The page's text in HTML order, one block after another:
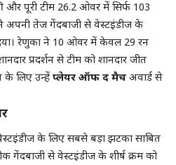
और पूरी टीम 26.2 ओवर में सिर्फ 103
अपनी तेज गेंदबाजी से वेस्टइंडीज के
रेणुका ने 10 ओवर में केवल 29 रन
प्रदर्शन से टीम को शानदार जीत
के लिए उन्हें प्लेयर ऑफ द मैच अवार्ड से
के लिए सबसे बड़ा झटका साबित
गेंदबाजी से वेस्टइंडीज के शीर्ष क्रम को